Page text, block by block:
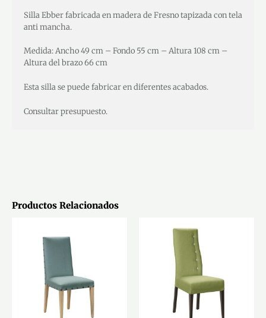
Silla Ebber fabricada en madera de Fresno tapizada con tela
anti mancha.
Medida: Ancho 49 cm – Fondo 55 cm – Altura 108 cm –
Altura del brazo 66 cm
Esta silla se puede fabricar en diferentes acabados.
Consultar presupuesto.
Productos Relacionados